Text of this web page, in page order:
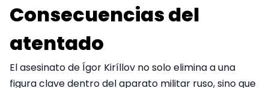
Consecuencias del
atentado
El asesinato de Ígor Kiríllov no solo elimina a una
figura clave dentro del aparato militar ruso, sino que